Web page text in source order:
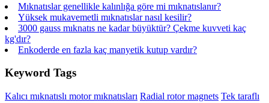
Mıknatıslar genellikle kalınlığa göre mi mıknatıslanır?
Yüksek mukavemetli mıknatıslar nasıl kesilir?
3000 gauss mıknatıs ne kadar büyüktür? Çekme kuvveti kaç
kg'dır?
Enkoderde en fazla kaç manyetik kutup vardır?
Keyword Tags
Kalıcı mıknatıslı motor mıknatısları Radial rotor magnets Tek taraflı